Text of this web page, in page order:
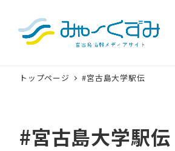
トップページ #宮古島大学駅伝
#宮古島大学駅伝